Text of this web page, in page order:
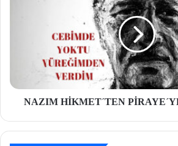
NAZIM HİKMET´TEN